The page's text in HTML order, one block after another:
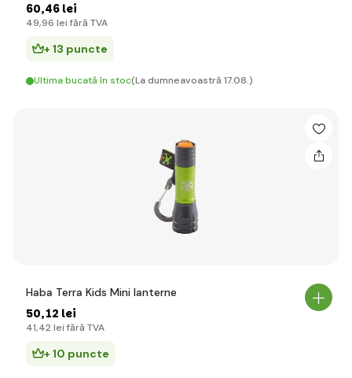
60,46 lei
49,96 lei fără TVA
+ 13 puncte
Ultima bucată în stoc(La dumneavoastră 17.08.)
Haba Terra Kids Mini lanterne
50,12 lei
41,42 lei fără TVA
+ 10 puncte